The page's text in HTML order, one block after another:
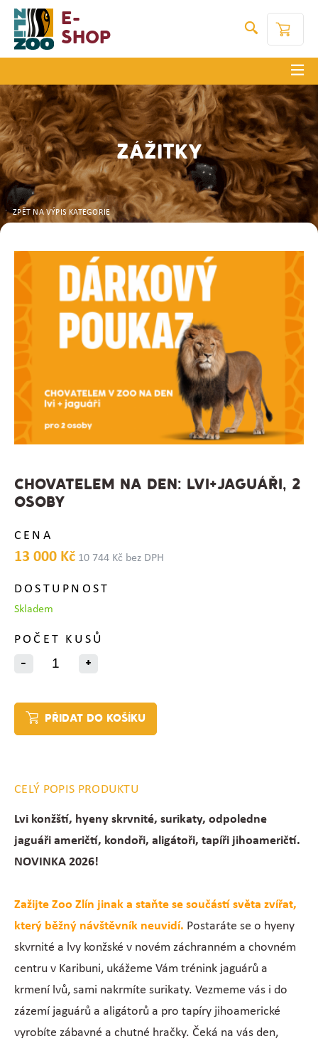
E-
Shop
ZÁŽITKY
ZPĚT NA VÝPIS KATEGORIE
CHOVATELEM NA DEN: LVI+JAGUÁŘI, 2
OSOBY
CENA
13 000 Kč 10 744 Kč bez DPH
DOSTUPNOST
Skladem
POČET KUSŮ
-
+
PŘIDAT DO KOŠÍKU
CELÝ POPIS PRODUKTU
Lvi konžští, hyeny skrvnité, surikaty, odpoledne
jaguáři američtí, kondoři, aligátoři, tapíři jihoameričtí.
NOVINKA 2026!
Zažijte Zoo Zlín jinak a staňte se součástí světa zvířat,
který běžný návštěvník neuvidí. Postaráte se o hyeny
skvrnité a lvy konžské v novém záchranném a chovném
centru v Karibuni, ukážeme Vám trénink jaguárů a
krmení lvů, sami nakrmíte surikaty. Vezmeme vás i do
zázemí jaguárů a aligátorů a pro tapíry jihoamerické
vyrobíte zábavné a chutné hračky. Čeká na vás den,